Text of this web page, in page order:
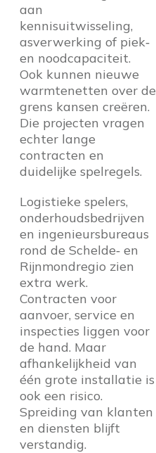
aan
kennisuitwisseling,
asverwerking of piek‑
en noodcapaciteit.
Ook kunnen nieuwe
warmtenetten over de
grens kansen creëren.
Die projecten vragen
echter lange
contracten en
duidelijke spelregels.
Logistieke spelers,
onderhoudsbedrijven
en ingenieursbureaus
rond de Schelde‑ en
Rijnmondregio zien
extra werk.
Contracten voor
aanvoer, service en
inspecties liggen voor
de hand. Maar
afhankelijkheid van
één grote installatie is
ook een risico.
Spreiding van klanten
en diensten blijft
verstandig.